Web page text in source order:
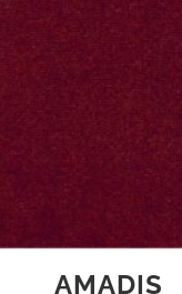
AMADIS